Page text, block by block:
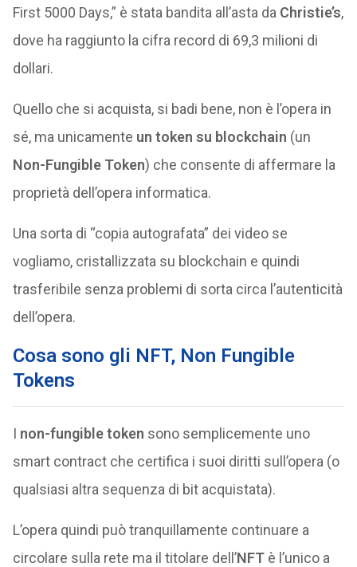
First 5000 Days,” è stata bandita all’asta da Christie’s,
dove ha raggiunto la cifra record di 69,3 milioni di
dollari.
Quello che si acquista, si badi bene, non è l’opera in
sé, ma unicamente un token su blockchain (un
Non-Fungible Token) che consente di affermare la
proprietà dell’opera informatica.
Una sorta di “copia autografata” dei video se
vogliamo, cristallizzata su blockchain e quindi
trasferibile senza problemi di sorta circa l’autenticità
dell’opera.
Cosa sono gli NFT, Non Fungible
Tokens
I non-fungible token sono semplicemente uno
smart contract che certifica i suoi diritti sull’opera (o
qualsiasi altra sequenza di bit acquistata).
L’opera quindi può tranquillamente continuare a
circolare sulla rete ma il titolare dell’NFT è l’unico a